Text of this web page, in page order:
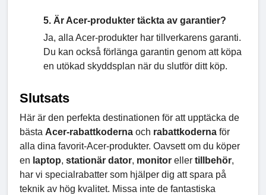
5. Är Acer-produkter täckta av garantier?
Ja, alla Acer-produkter har tillverkarens garanti.
Du kan också förlänga garantin genom att köpa
en utökad skyddsplan när du slutför ditt köp.
Slutsats
Här är den perfekta destinationen för att upptäcka de
bästa Acer-rabattkoderna och rabattkoderna för
alla dina favorit-Acer-produkter. Oavsett om du köper
en laptop, stationär dator, monitor eller tillbehör,
har vi specialrabatter som hjälper dig att spara på
teknik av hög kvalitet. Missa inte de fantastiska